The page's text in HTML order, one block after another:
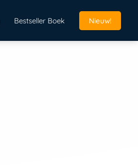
Bestseller Boek Nieuw!